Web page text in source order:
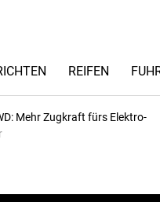
REIFEN
Mehr Zugkraft fürs Elektro-